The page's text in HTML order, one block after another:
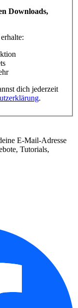
Downloads,
dich jederzeit
.
E-Mail-Adresse
Tutorials,